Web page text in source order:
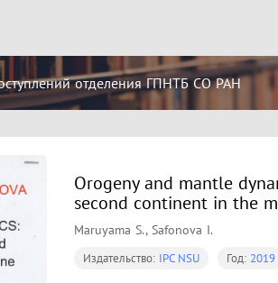
отделения ГПНТБ СО РАН
Orogeny and mantle
second continent in the
Maruyama S., Safonova I.
Издательство: IPC NSU Год: 2019